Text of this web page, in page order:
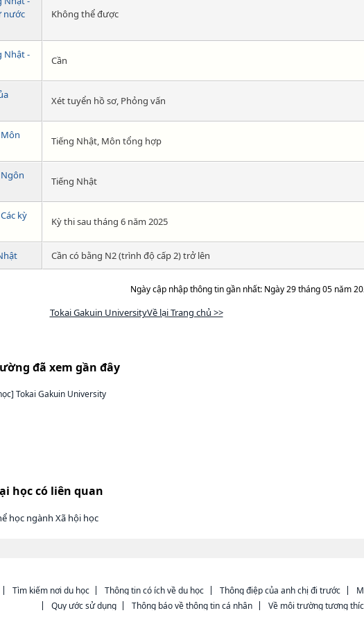
nước
Không thể được
Nhật -
Cần
Xét tuyển hồ sơ, Phỏng vấn
Tiếng Nhật, Môn tổng hợp
Tiếng Nhật
kỳ
Kỳ thi sau tháng 6 năm 2025
Cần có bằng N2 (trình độ cấp 2) trở lên
Ngày cập nhập thông tin gần nhất: Ngày 29 tháng 05 năm
Tokai Gakuin UniversityVề lại Trang chủ >>
đã xem gần đây
Tokai Gakuin University
học có liên quan
học ngành Xã hội học
Tìm kiếm nơi du học Thông tin có ích về du học Thông điệp của anh chị đi trước
Quy ước sử dụng
Thông báo về thông tin cá nhân Về môi trường tương